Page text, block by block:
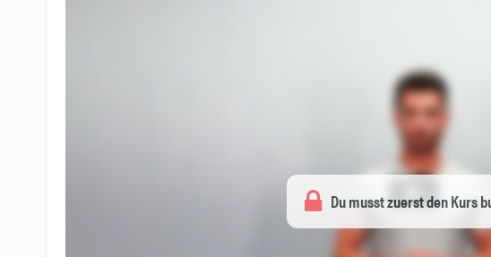
Du musst zuerst den Kurs